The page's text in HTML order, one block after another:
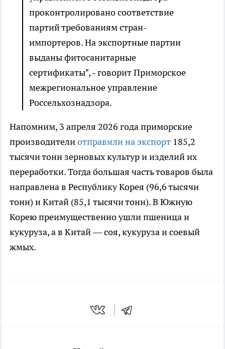
проконтролировано соответствие
партий требованиям стран-
импортеров. На экспортные партии
выданы фитосанитарные
сертификаты", - говорит Приморское
межрегиональное управление
Россельхознадзора.
Напомним, 3 апреля 2026 года приморские
производителиотправили на экспорт 185,2
тысячи тонн зерновых культур и изделий их
переработки. Тогда большая часть товаров была
направлена в Республику Корея (96,6 тысячи
тонн) и Китай (85,1 тысячи тонн). В Южную
Корею преимущественно ушли пшеница и
кукуруза, а в Китай — соя, кукуруза и соевый
жмых.